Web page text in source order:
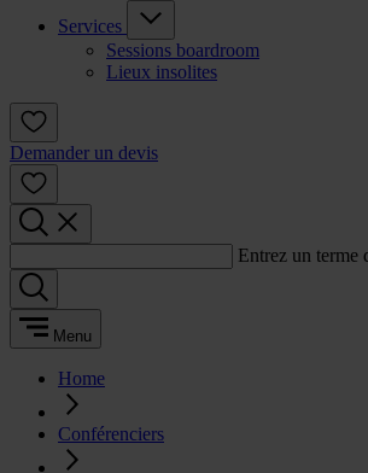
Services
Sessions boardroom
Lieux insolites
Demander un devis
Entrez un terme
Menu
Home
Conférenciers